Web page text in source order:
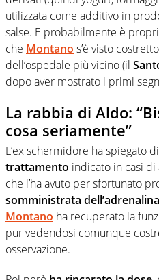
utilizzata come additivo in
salse. E probabilmente è
che Montano s’è visto
dell’ospedale più vicino (il
dopo aver mostrato i primi
La rabbia di Aldo:
cosa seriamente”
L’ex schermidore ha spiegato
trattamento indicato in casi di
che l’ha avuto per sfortunato
somministrata dell’adrenalina
Montano ha recuperato la
pur vedendosi comunque
osservazione.